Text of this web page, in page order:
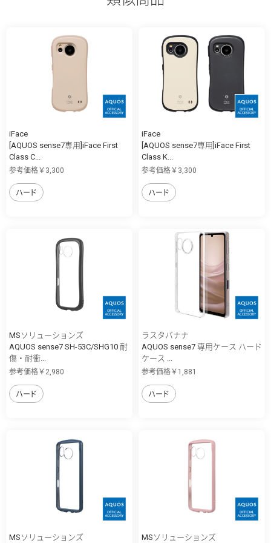
iFace
[AQUOS sense7専用]iFace First
Class C...
参考価格￥3,300
ハード
iFace
[AQUOS sense7専用]iFace First
Class K...
参考価格￥3,300
ハード
MSソリューションズ
AQUOS sense7 SH-53C/SHG10 耐
傷・耐衝...
参考価格￥2,980
ハード
ラスタバナナ
AQUOS sense7 専用ケース ハード
ケース ...
参考価格￥1,881
ハード
MSソリューションズ
MSソリューションズ